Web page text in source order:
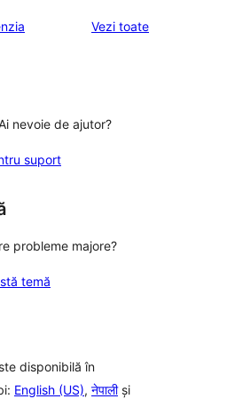
Vezi toaterecenziile
nevoie de ajutor?
suport
probleme majore?
temă
disponibilă în
English (US), नेपालीși